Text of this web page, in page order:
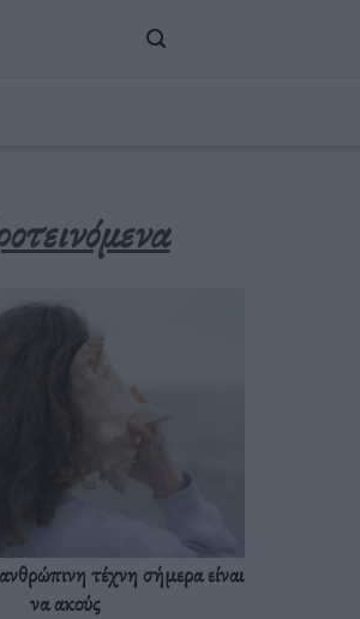
τέχνη σήμερα είναι
να ακούς